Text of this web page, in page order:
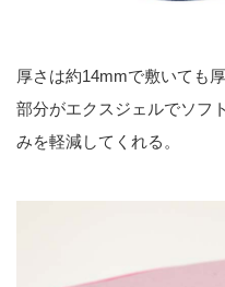
厚さは約14mmで敷いても
部分がエクスジェルでソフ
みを軽減してくれる。